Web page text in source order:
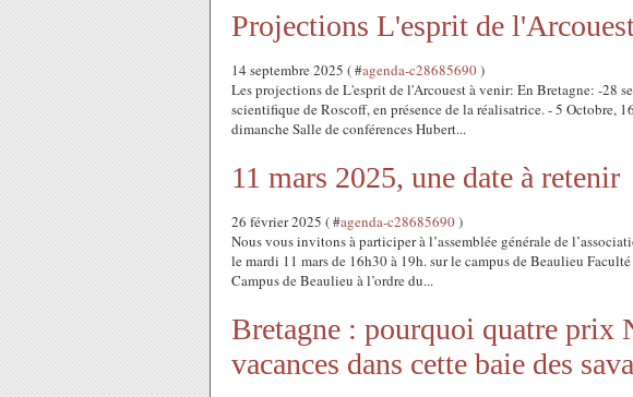
Projections L'esprit de
14 septembre 2025 ( #agenda-c28685690)
Les projections de L'esprit de l'Arcouest à venir: En Bretagne: -28
scientifique de Roscoff, en présence de la réalisatrice. - 5 Octobre,
dimanche Salle de conférences Hubert...
11 mars 2025, une date à retenir
26 février 2025 ( #agenda-c28685690)
Nous vous invitons à participer à l’assemblée générale de
le mardi 11 mars de 16h30 à 19h. sur le campus de Beaulieu
Campus de Beaulieu à l’ordre du...
Bretagne : pourquoi quatre prix
vacances dans cette baie des